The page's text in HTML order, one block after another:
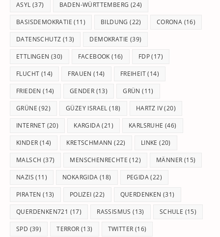
ASYL (37) BADEN-WÜRTTEMBERG (24)
BASISDEMOKRATIE (11) BILDUNG (22) CORONA (16)
DATENSCHUTZ (13) DEMOKRATIE (39)
ETTLINGEN (30) FACEBOOK (16) FDP(17)
FLUCHT (14) FRAUEN (14) FREIHEIT(14)
FRIEDEN (14) GENDER (13) GRÜN (11)
GRÜNE (92) GÜZEY ISRAEL (18) HARTZ IV(20)
INTERNET (20) KARGIDA(21) KARLSRUHE (46)
KINDER (14) KRETSCHMANN (22) LINKE (20)
MALSCH (37) MENSCHENRECHTE (12) MÄNNER (15)
NAZIS (11) NOKARGIDA (18) PEGIDA(22)
PIRATEN (13) POLIZEI (22) QUERDENKEN (31)
QUERDENKEN721 (17) RASSISMUS (13) SCHULE (15)
SPD (39) TERROR (13) TWITTER (16)